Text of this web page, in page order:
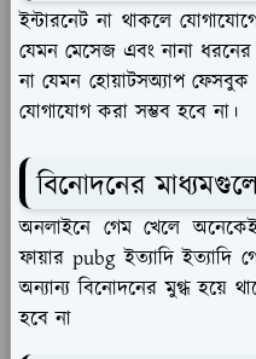
ইন্টারনেট না থাকলে
যেমন মেসেজ এবং নানা
না যেমন হোয়াটসঅ্যাপ ফেসবুক
যোগাযোগ করা সম্ভব হবে না।
বিনোদনের
অনলাইনে গেম খেলে
ফায়ার pubg ইত্যাদি
অন্যান্য বিনোদনের মুগ্ধ হয়ে
হবে না